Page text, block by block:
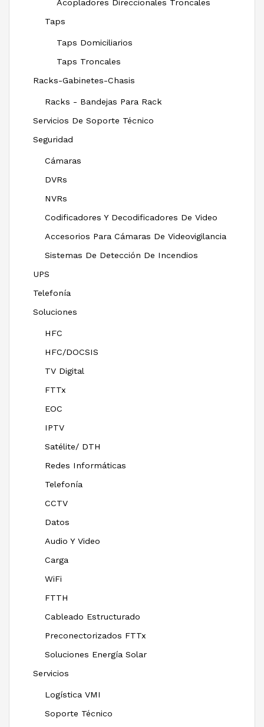
Acopladores Direccionales Troncales
Taps
Taps Domiciliarios
Taps Troncales
Racks-Gabinetes-Chasis
Racks - Bandejas Para Rack
Servicios De Soporte Técnico
Seguridad
Cámaras
DVRs
NVRs
Codificadores Y Decodificadores De Video
Accesorios Para Cámaras De Videovigilancia
Sistemas De Detección De Incendios
UPS
Telefonía
Soluciones
HFC
HFC/DOCSIS
TV Digital
FTTx
EOC
IPTV
Satélite/ DTH
Redes Informáticas
Telefonía
CCTV
Datos
Audio Y Video
Carga
WiFi
FTTH
Cableado Estructurado
Preconectorizados FTTx
Soluciones Energía Solar
Servicios
Logística VMI
Soporte Técnico